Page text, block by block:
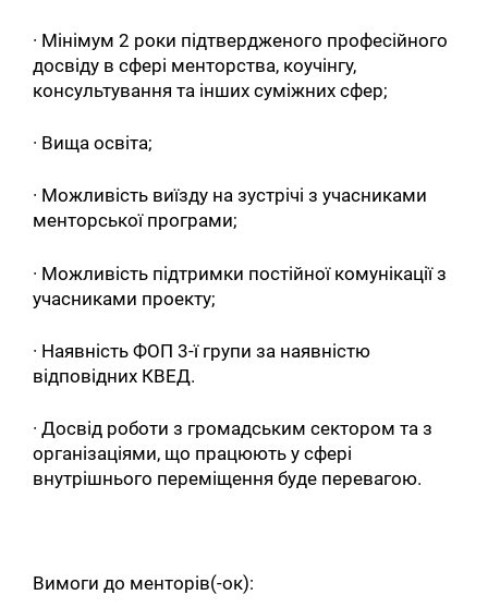
· Мінімум 2 роки підтвердженого професійного
досвіду в сфері менторства, коучінгу,
консультування та інших суміжних сфер;
· Вища освіта;
· Можливість виїзду на зустрічі з учасниками
менторської програми;
· Можливість підтримки постійної комунікації з
учасниками проекту;
· Наявність ФОП 3-ї групи за наявністю
відповідних КВЕД.
· Досвід роботи з громадським сектором та з
організаціями, що працюють у сфері
внутрішнього переміщення буде перевагою.
Вимоги до менторів(-ок):